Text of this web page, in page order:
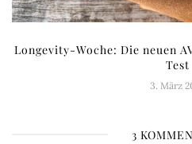
Longevity-Woche: Die neuen
Test
3. März
3